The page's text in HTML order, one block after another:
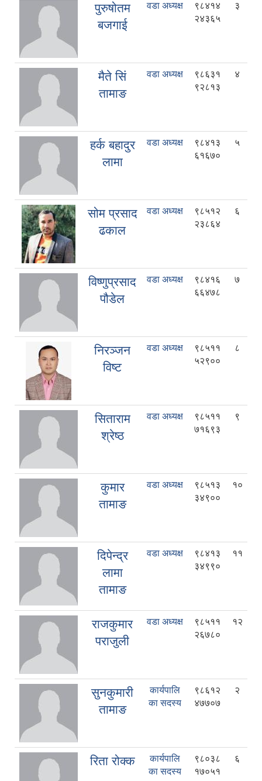
पुरुषोतम
बजगाई
वडा अध्यक्ष
९८४१४
२४३६५
३
मैते सिं
तामाङ
वडा अध्यक्ष
९८६३१
९२८१३
४
हर्क बहादुर
लामा
वडा अध्यक्ष
९८४१३
६१६७०
५
सोम प्रसाद
ढकाल
वडा अध्यक्ष
९८५१२
२३८६४
६
विष्णुप्रसाद
पौडेल
वडा अध्यक्ष
९८४१६
६६४७८
७
निरञ्‍जन
विष्ट
वडा अध्यक्ष
९८५११
५२९००
८
सिताराम
श्रेष्ठ
वडा अध्यक्ष
९८५११
७१६९३
९
कुमार
तामाङ
वडा अध्यक्ष
९८५१३
३४९००
१०
दिपेन्द्र
लामा
तामाङ
वडा अध्यक्ष
९८४१३
३४९९०
११
राजकुमार
पराजुली
वडा अध्यक्ष
९८५११
२६७८०
१२
सुनकुमारी
तामाङ
कार्यपालि
का सदस्य
९८६१२
४७७०७
२
रिता रोक्‍क
कार्यपालि
का सदस्य
९८०३८
१७०५१
६